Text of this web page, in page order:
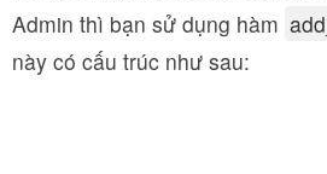
Admin thì bạn sử dụng hàm
này có cấu trúc như sau: